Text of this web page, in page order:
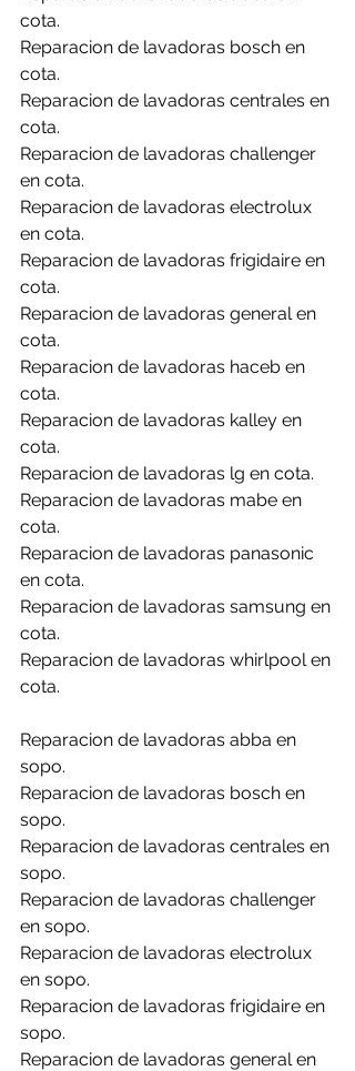
cota.
Reparacion de lavadoras bosch en
cota.
Reparacion de lavadoras centrales en
cota.
Reparacion de lavadoras challenger
en cota.
Reparacion de lavadoras electrolux
en cota.
Reparacion de lavadoras frigidaire en
cota.
Reparacion de lavadoras general en
cota.
Reparacion de lavadoras haceb en
cota.
Reparacion de lavadoras kalley en
cota.
Reparacion de lavadoras lg en cota.
Reparacion de lavadoras mabe en
cota.
Reparacion de lavadoras panasonic
en cota.
Reparacion de lavadoras samsung en
cota.
Reparacion de lavadoras whirlpool en
cota.
Reparacion de lavadoras abba en
sopo.
Reparacion de lavadoras bosch en
sopo.
Reparacion de lavadoras centrales en
sopo.
Reparacion de lavadoras challenger
en sopo.
Reparacion de lavadoras electrolux
en sopo.
Reparacion de lavadoras frigidaire en
sopo.
Reparacion de lavadoras general en